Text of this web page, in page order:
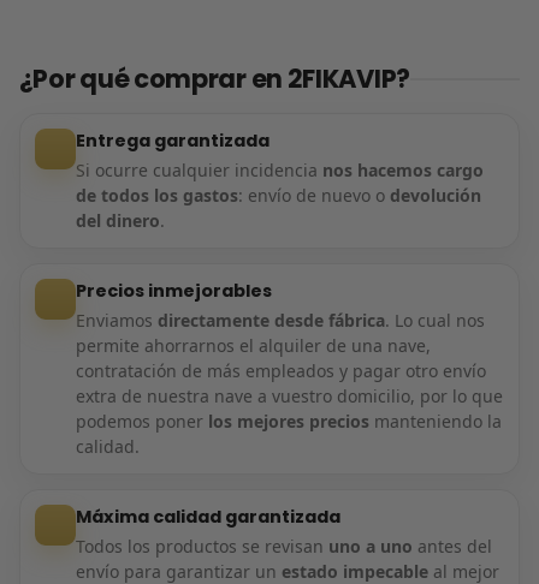
¿Por qué comprar en 2FIKAVIP?
Entrega garantizada
Si ocurre cualquier incidencia nos hacemos cargo
de todos los gastos: envío de nuevo o devolución
del dinero.
Precios inmejorables
Enviamos directamente desde fábrica. Lo cual nos
permite ahorrarnos el alquiler de una nave,
contratación de más empleados y pagar otro envío
extra de nuestra nave a vuestro domicilio, por lo que
podemos poner los mejores precios manteniendo la
calidad.
Máxima calidad garantizada
Todos los productos se revisan uno a uno antes del
envío para garantizar un estado impecableal mejor